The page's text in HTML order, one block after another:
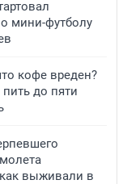
мини-футболу
кофе вреден?
до пяти
выживали в